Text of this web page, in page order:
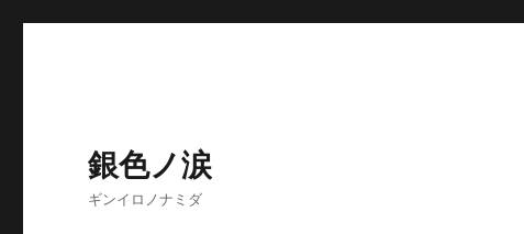
銀色ノ涙
ギンイロノナミダ